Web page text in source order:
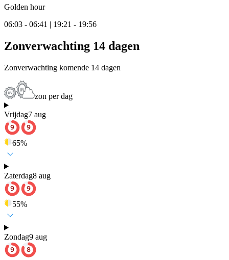
Golden hour
06:03 - 06:41 | 19:21 - 19:56
Zonverwachting 14 dagen
Zonverwachting komende 14 dagen
zon per dag
Vrijdag7 aug
65%
Zaterdag8 aug
55%
Zondag9 aug